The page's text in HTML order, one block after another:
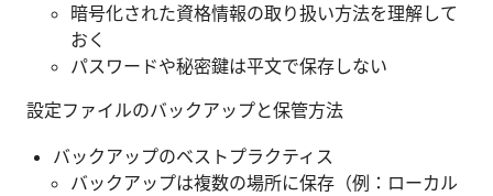
暗号化された資格情報の取り扱い方法を理解して
おく
パスワードや秘密鍵は平文で保存しない
設定ファイルのバックアップと保管方法
バックアップのベストプラクティス
バックアップは複数の場所に保存（例：ローカル